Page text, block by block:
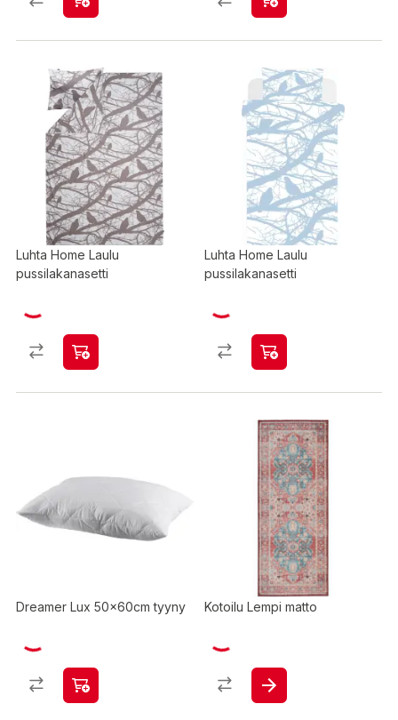
Luhta Home Laulu
pussilakanasetti
Luhta Home Laulu
pussilakanasetti
Dreamer Lux 50x60cm tyyny Kotoilu Lempi matto